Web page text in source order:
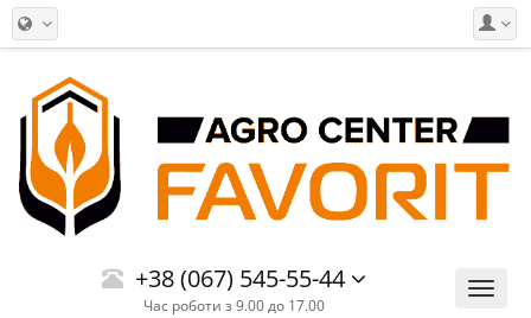
Меню
+38 (067) 545-55-44
Час роботи з 9.00 до 17.00